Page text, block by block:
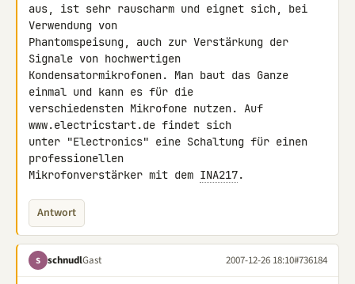
aus, ist sehr rauscharm und eignet sich, bei
Verwendung von
Phantomspeisung, auch zur Verstärkung der
Signale von hochwertigen
Kondensatormikrofonen. Man baut das Ganze
einmal und kann es für die
verschiedensten Mikrofone nutzen. Auf
www.electricstart.de findet sich
unter "Electronics" eine Schaltung für einen
professionellen
Mikrofonverstärker mit dem INA217.
Antwort
S schnudlGast 2007-12-26 18:10#736184